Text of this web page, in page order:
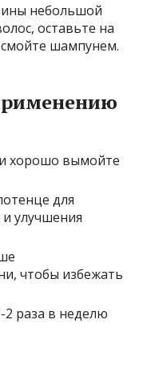
небольшой
оставьте на
шампунем.
хорошо вымойте
для
улучшения
чтобы избежать
раза в неделю